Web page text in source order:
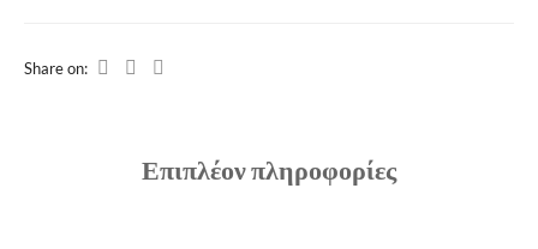
Share on:
Επιπλέον πληροφορίες